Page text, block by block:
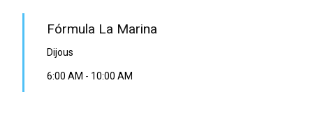
Fórmula La Marina
Dijous
6:00 AM - 10:00 AM